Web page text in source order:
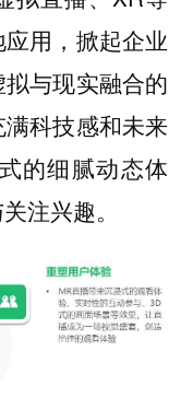
用，掀起企业
与现实融合的
科技感和未来
的细腻动态体
注兴趣。